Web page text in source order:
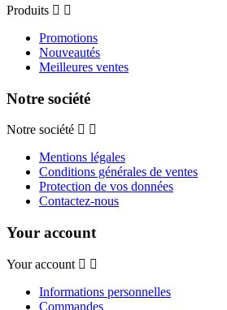
Produits
Promotions
Nouveautés
Meilleures ventes
Notre société
Notre société
Mentions légales
Conditions générales de ventes
Protection de vos données
Contactez-nous
Your account
Your account
Informations personnelles
Commandes